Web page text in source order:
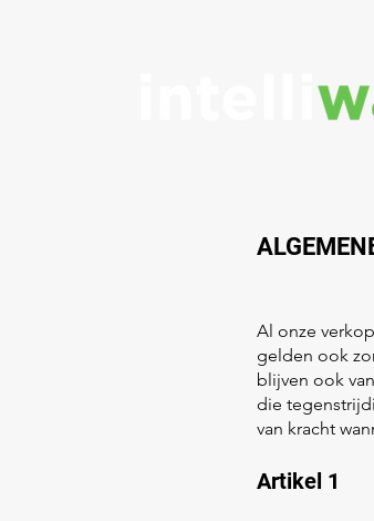
Al onze
gelden ook
blijven ook
die
van kracht
Artikel 1